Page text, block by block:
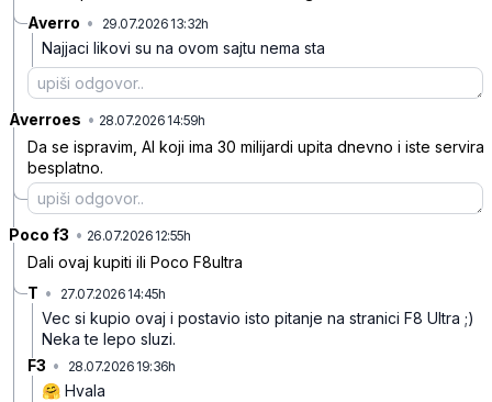
Averro • 29.07.2026 13:32h
Najjaci likovi su na ovom sajtu nema sta
Averroes • 28.07.2026 14:59h
Da se ispravim, AI koji ima 30 milijardi upita dnevno i iste servira
besplatno.
Poco f3 • 26.07.2026 12:55h
Dali ovaj kupiti ili Poco F8ultra
T • 27.07.2026 14:45h
Vec si kupio ovaj i postavio isto pitanje na stranici F8 Ultra ;)
Neka te lepo sluzi.
F3 • 28.07.2026 19:36h
🤗 Hvala